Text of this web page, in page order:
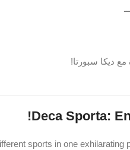
ديكا سبورتا!
Deca Sporta:
sports in one